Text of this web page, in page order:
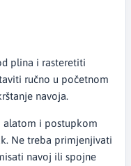
plina i rasteretiti
ručno u početnom
navoja.
alatom i postupkom
Ne treba primjenjivati
navoj ili spojne